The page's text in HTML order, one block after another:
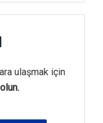
ulaşmak için